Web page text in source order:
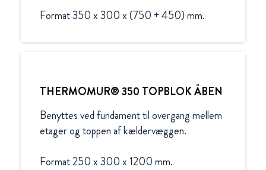
Format 350 x 300 x (750 + 450) mm.
THERMOMUR® 350 TOPBLOK ÅBEN
Benyttes ved fundament til overgang mellem
etager og toppen af kældervæggen.
Format 250 x 300 x 1200 mm.